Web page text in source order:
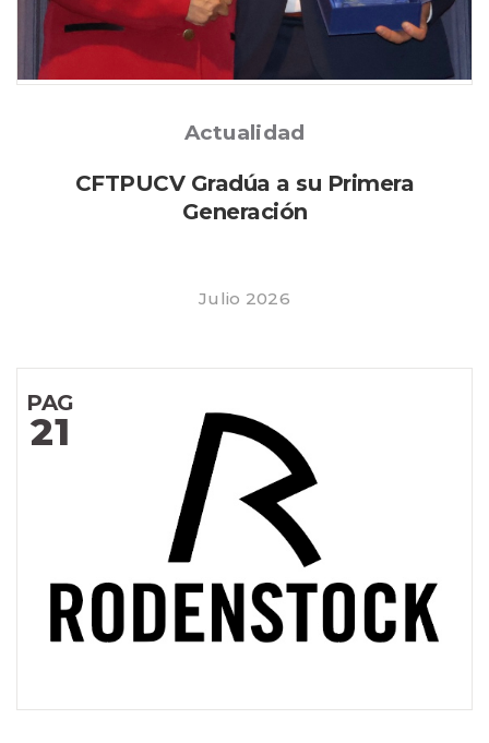
Posted
Actualidad
CFTPUCV Gradúa a su Primera
Generación
Julio 2026
PAG
21